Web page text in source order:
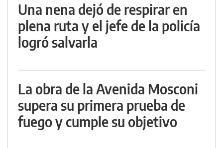
Una nena dejó de respirar en
plena ruta y el jefe de la policía
logró salvarla
La obra de la Avenida Mosconi
supera su primera prueba de
fuego y cumple su objetivo